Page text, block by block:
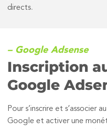
directs.
– Google Adsense
Inscription
Google
Pour s’inscrire et s’associer
Google et activer une